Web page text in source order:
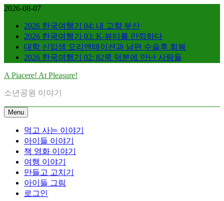
Skip
content
2026-08-07
2026 한국여행기 04: 내 고향 부산
2026 한국여행기 03: K-뷰티를 만끽하다
대학 신입생 오리엔테이션과 남편 수술후 회복
2026 한국여행기 02: 82쿡 덕분에 만난 사람들
A Piacere! At Pleasure!
소년공원 이야기
Menu
먹고 사는 이야기
아이들 이야기
책 영화 이야기
여행 이야기
만들고 고치기
아이들 그림
로그인